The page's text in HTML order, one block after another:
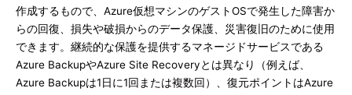
作成するもので、Azure仮想マシンのゲストOSで発生した障害か
らの回復、損失や破損からのデータ保護、災害復旧のために使用
できます。継続的な保護を提供するマネージドサービスである
Azure BackupやAzure Site Recoveryとは異なり（例えば、
Azure Backupは1日に1回または複数回）、復元ポイントはAzure